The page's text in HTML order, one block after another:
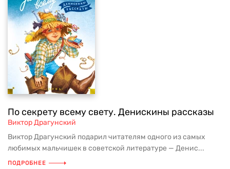
По секрету всему свету. Денискины рассказы
Виктор Драгунский
Виктор Драгунский подарил читателям одного из самых
любимых мальчишек в советской литературе — Денис...
ПОДРОБНЕЕ